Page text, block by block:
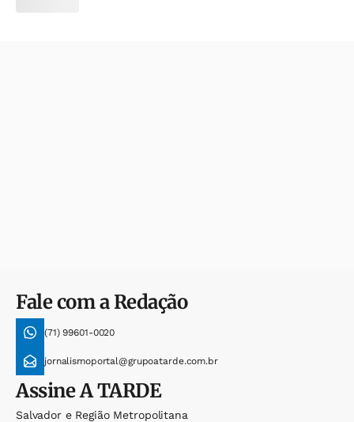
Fale com a Redação
(71) 99601-0020
jornalismoportal@grupoatarde.com.br
AssineA TARDE
Salvador e Região Metropolitana